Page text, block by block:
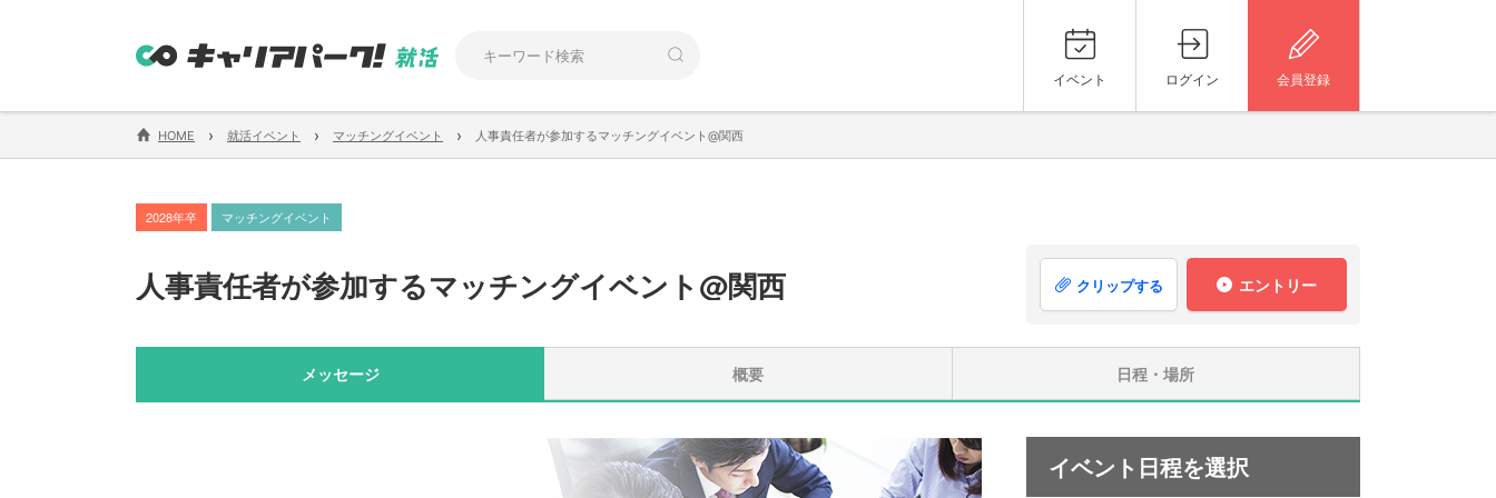
イベント ログイン 会員登録
HOME › 就活イベント › マッチングイベント › 人事責任者が参加するマッチングイベント@関西
2028年卒 マッチングイベント
人事責任者が参加するマッチングイベント@関西 クリップする エントリー
メッセージ 概要 日程・場所
イベント日程を選択